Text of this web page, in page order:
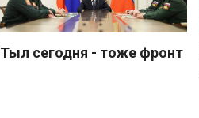
Тыл сегодня - тоже фронт